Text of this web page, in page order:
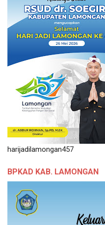
harijadilamongan457
BPKAD KAB. LAMONGAN